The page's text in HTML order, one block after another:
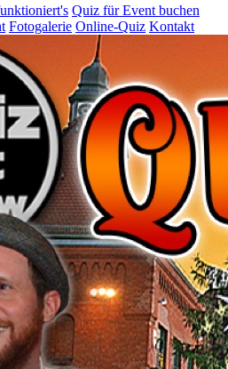
Quiz für Event buchen
Fotogalerie Online-Quiz Kontakt